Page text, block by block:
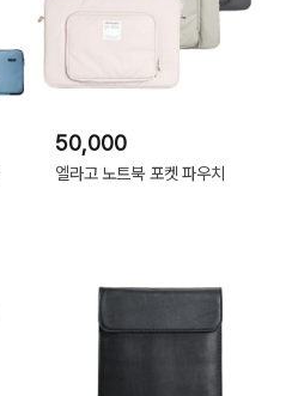
50,000
엘라고 노트북 포켓 파우치